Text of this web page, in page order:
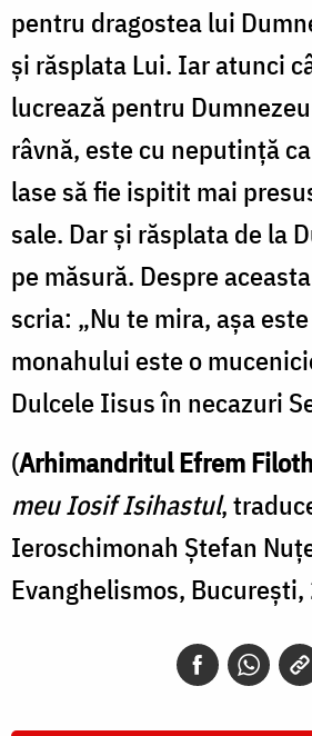
pentru dragostea lui
şi răsplata Lui. Iar atunci
lucrează pentru
râvnă, este cu neputinţă
lase să fie ispitit mai
sale. Dar şi răsplata de la
pe măsură. Despre
scria: „Nu te mira, aşa
monahului este o
Dulcele Iisus în necazuri
(Arhimandritul Efrem
meu Iosif Isihastul,
Ieroschimonah Ștefan
Evanghelismos,